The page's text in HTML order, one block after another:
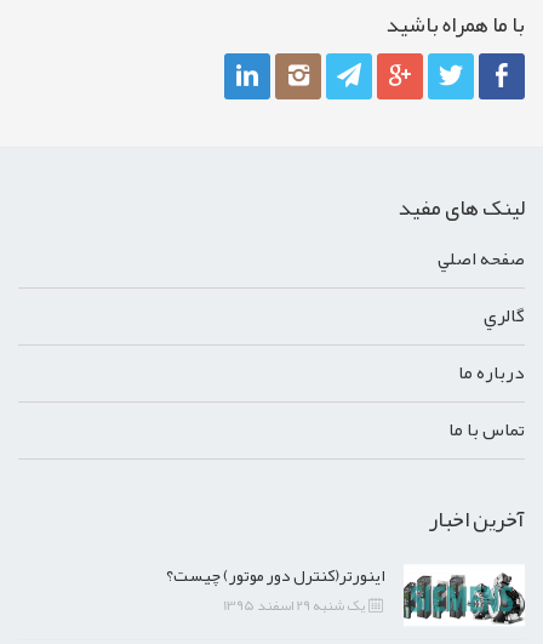
با ما همراه باشيد
لینک های مفید
صفحه اصلي
گالري
درباره ما
تماس با ما
آخرین اخبار
اینورتر(کنترل دور موتور) چیست؟
یک شنبه 29 اسفند 1395